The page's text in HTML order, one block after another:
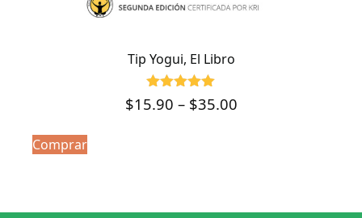
Tip Yogui, El Libro
Valorado
con
$15.90 – $35.00Price
Comprar
Este
producto
variantes.